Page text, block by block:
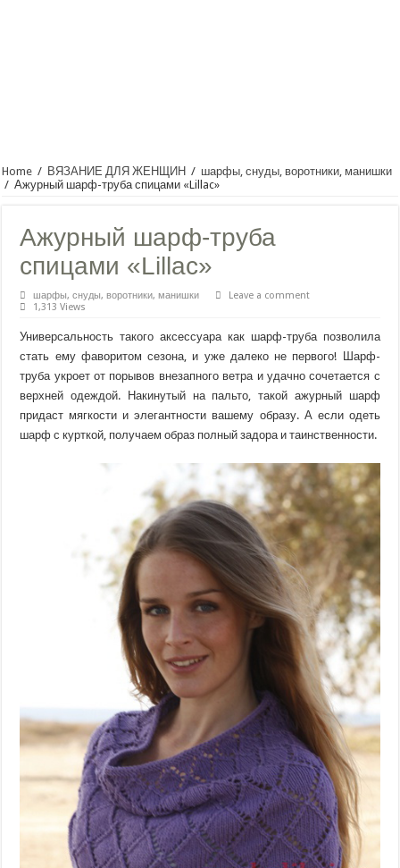
Home / ВЯЗАНИЕ ДЛЯ ЖЕНЩИН / шарфы, снуды, воротники, манишки
/ Ажурный шарф-труба спицами «Lillac»
Ажурный шарф-труба
спицами «Lillac»
шарфы, снуды, воротники, манишки
Leave a comment
1,313 Views
Универсальность такого аксессуара как шарф-труба позволила
стать ему фаворитом сезона, и уже далеко не первого! Шарф-
труба укроет от порывов внезапного ветра и удачно сочетается с
верхней одеждой. Накинутый на пальто, такой ажурный шарф
придаст мягкости и элегантности вашему образу. А если одеть
шарф с курткой, получаем образ полный задора и таинственности.